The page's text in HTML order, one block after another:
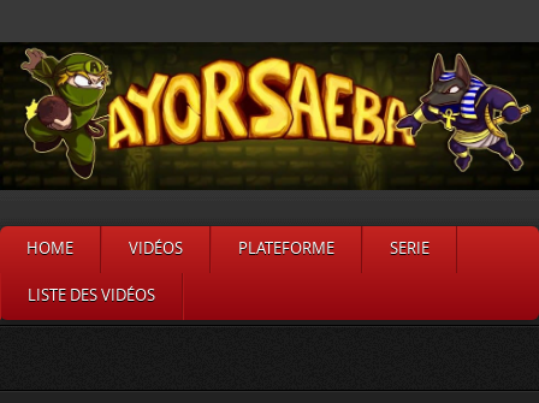
HOME VIDÉOS PLATEFORME SERIE
LISTE DES VIDÉOS